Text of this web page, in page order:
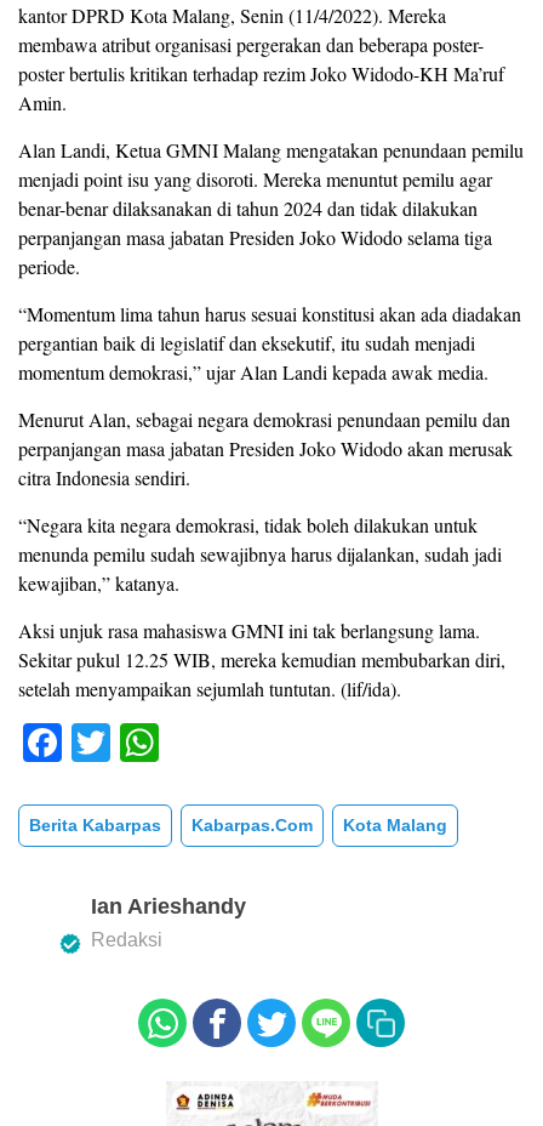
kantor DPRD Kota Malang, Senin (11/4/2022). Mereka
membawa atribut organisasi pergerakan dan beberapa poster-
poster bertulis kritikan terhadap rezim Joko Widodo-KH Ma’ruf
Amin.
Alan Landi, Ketua GMNI Malang mengatakan penundaan pemilu
menjadi point isu yang disoroti. Mereka menuntut pemilu agar
benar-benar dilaksanakan di tahun 2024 dan tidak dilakukan
perpanjangan masa jabatan Presiden Joko Widodo selama tiga
periode.
“Momentum lima tahun harus sesuai konstitusi akan ada diadakan
pergantian baik di legislatif dan eksekutif, itu sudah menjadi
momentum demokrasi,” ujar Alan Landi kepada awak media.
Menurut Alan, sebagai negara demokrasi penundaan pemilu dan
perpanjangan masa jabatan Presiden Joko Widodo akan merusak
citra Indonesia sendiri.
“Negara kita negara demokrasi, tidak boleh dilakukan untuk
menunda pemilu sudah sewajibnya harus dijalankan, sudah jadi
kewajiban,” katanya.
Aksi unjuk rasa mahasiswa GMNI ini tak berlangsung lama.
Sekitar pukul 12.25 WIB, mereka kemudian membubarkan diri,
setelah menyampaikan sejumlah tuntutan. (lif/ida).
F
c
e
o
T
tt
er
at
s
A
p
Berita Kabarpas Kabarpas.com Kota Malang
Ian Arieshandy
Redaksi